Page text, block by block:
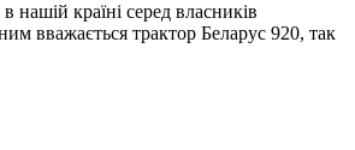
нашій країні серед власників
вважається трактор Беларус 920, так